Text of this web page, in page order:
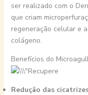
ser realizado com o
que criam
regeneração celular e
colágeno.
Benefícios do
Redução das